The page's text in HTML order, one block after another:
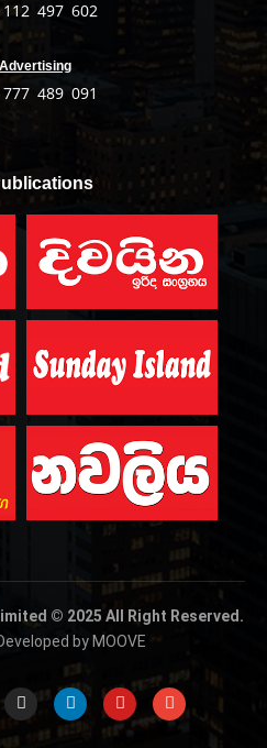
497 602
489 091
© 2025 All Right Reserved.
by MOOVE